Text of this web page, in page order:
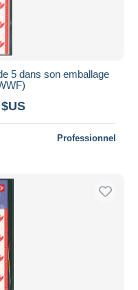
5 dans son emballage
Professionnel